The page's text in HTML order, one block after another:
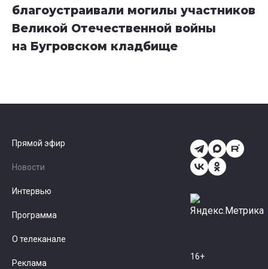
благоустраивали могилы участников
Великой Отечественной войны
на Бугровском кладбище
Прямой эфир
Новости
Интервью
Программа
О телеканале
Реклама
16+